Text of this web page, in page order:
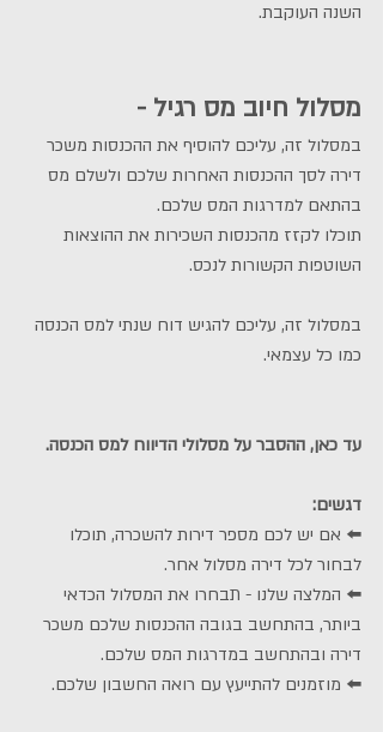
השנה העוקבת.
מסלול חיוב מס רגיל -
במסלול זה, עליכם להוסיף את ההכנסות משכר
דירה לסך ההכנסות האחרות שלכם ולשלם מס
בהתאם למדרגות המס שלכם.
תוכלו לקזז מהכנסות השכירות את ההוצאות
השוטפות הקשורות לנכס.
במסלול זה, עליכם להגיש דוח שנתי למס הכנסה
כמו כל עצמאי.
עד כאן, ההסבר על מסלולי הדיווח למס הכנסה.
דגשים:
⬅️ אם יש לכם מספר דירות להשכרה, תוכלו
לבחור לכל דירה מסלול אחר.
⬅️ המלצה שלנו - תבחרו את המסלול הכדאי
ביותר, בהתחשב בגובה ההכנסות שלכם משכר
דירה ובהתחשב במדרגות המס שלכם.
⬅️ מוזמנים להתייעץ עם רואה החשבון שלכם.